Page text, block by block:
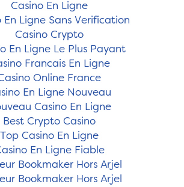
Casino En Ligne
En Ligne Sans Verification
Casino Crypto
En Ligne Le Plus Payant
Francais En Ligne
Online France
En Ligne Nouveau
Casino En Ligne
Best Crypto Casino
Top Casino En Ligne
En Ligne Fiable
Bookmaker Hors Arjel
Bookmaker Hors Arjel